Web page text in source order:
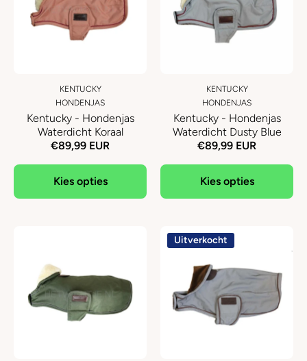
KENTUCKY
HONDENJAS
Kentucky - Hondenjas
Waterdicht Koraal
€89,99 EUR
Kies opties
KENTUCKY
HONDENJAS
Kentucky - Hondenjas
Waterdicht Dusty Blue
€89,99 EUR
Kies opties
Uitverkocht